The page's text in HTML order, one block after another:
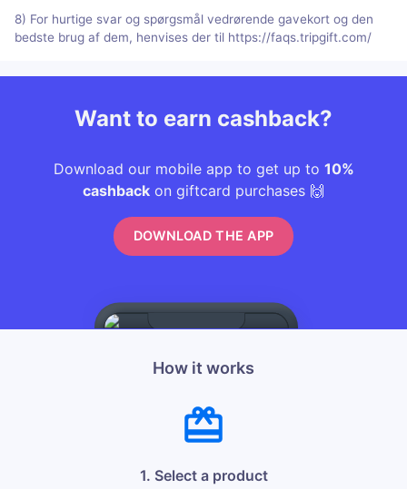
8) For hurtige svar og spørgsmål vedrørende gavekort og den
bedste brug af dem, henvises der til https://faqs.tripgift.com/
Want to earn cashback?
Download our mobile app to get up to 10%
cashback on giftcard purchases 🙌
DOWNLOAD THE APP
How it works
1. Select a product